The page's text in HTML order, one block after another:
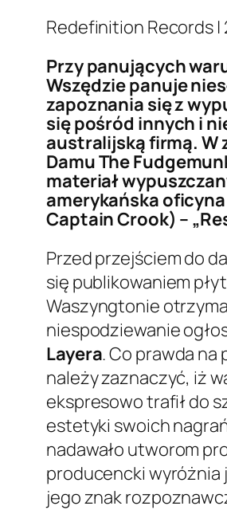
Redefinition Records |
Przy panujących
Wszędzie panuje
zapoznania się z
się pośród innych i
australijską firmą. W
Damu The
materiał
amerykańska
Captain Crook) –
Przed przejściem do
się publikowaniem
Waszyngtonie
niespodziewanie
Layera. Co prawda na
należy zaznaczyć, iż
ekspresowo trafił do
estetyki swoich
nadawało utworom
producencki wyróżnia
jego znak